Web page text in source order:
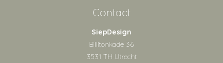
Contact
SiepDesign
Billitonkade 36
3531 TH Utrecht